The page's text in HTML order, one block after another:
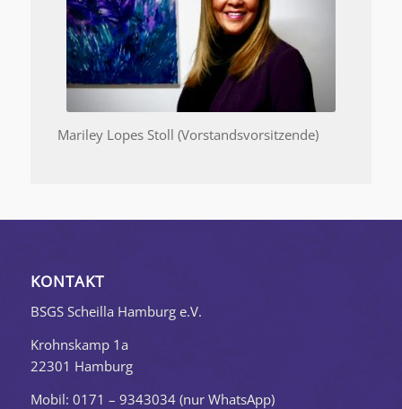
Mariley Lopes Stoll (Vorstandsvorsitzende)
KONTAKT
BSGS Scheilla Hamburg e.V.
Krohnskamp 1a
22301 Hamburg
Mobil: 0171 – 9343034 (nur WhatsApp)